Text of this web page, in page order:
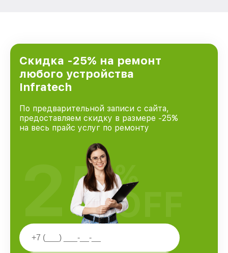
Скидка -25% на ремонт
любого устройства
Infratech
По предварительной записи с сайта,
предоставляем скидку в размере -25%
на весь прайс услуг по ремонту
25%
OFF